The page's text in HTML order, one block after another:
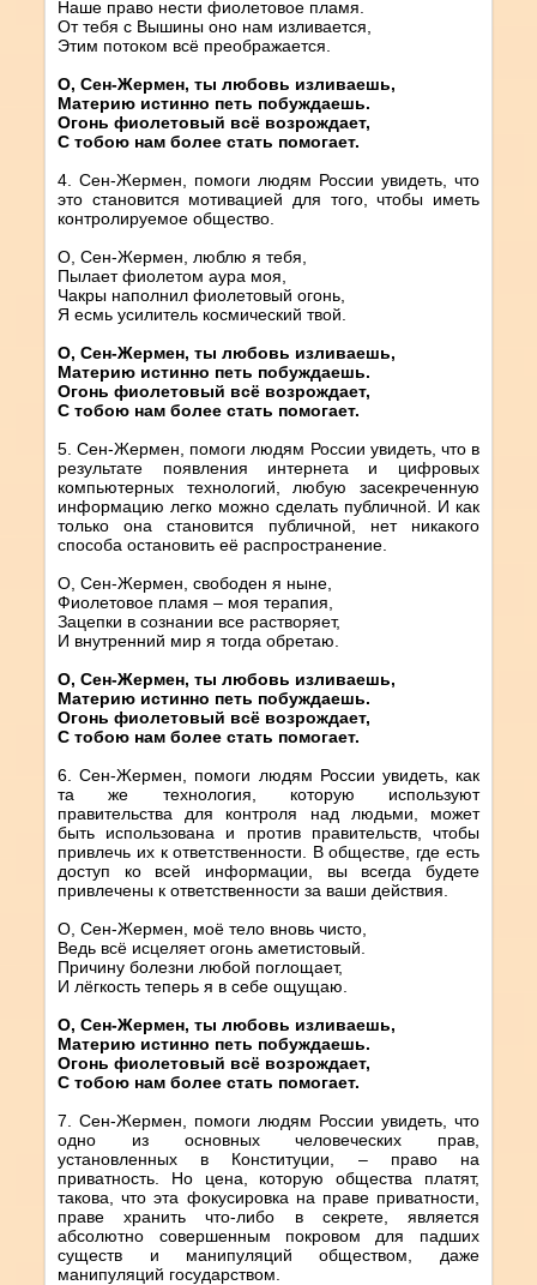
Наше право нести фиолетовое пламя.
От тебя с Вышины оно нам изливается,
Этим потоком всё преображается.
О, Сен-Жермен, ты любовь изливаешь,
Материю истинно петь побуждаешь.
Огонь фиолетовый всё возрождает,
С тобою нам более стать помогает.
4. Сен-Жермен, помоги людям России увидеть, что
это становится мотивацией для того, чтобы иметь
контролируемое общество.
О, Сен-Жермен, люблю я тебя,
Пылает фиолетом аура моя,
Чакры наполнил фиолетовый огонь,
Я есмь усилитель космический твой.
О, Сен-Жермен, ты любовь изливаешь,
Материю истинно петь побуждаешь.
Огонь фиолетовый всё возрождает,
С тобою нам более стать помогает.
5. Сен-Жермен, помоги людям России увидеть, что в
результате появления интернета и цифровых
компьютерных технологий, любую засекреченную
информацию легко можно сделать публичной. И как
только она становится публичной, нет никакого
способа остановить её распространение.
О, Сен-Жермен, свободен я ныне,
Фиолетовое пламя – моя терапия,
Зацепки в сознании все растворяет,
И внутренний мир я тогда обретаю.
О, Сен-Жермен, ты любовь изливаешь,
Материю истинно петь побуждаешь.
Огонь фиолетовый всё возрождает,
С тобою нам более стать помогает.
6. Сен-Жермен, помоги людям России увидеть, как
та же технология, которую используют
правительства для контроля над людьми, может
быть использована и против правительств, чтобы
привлечь их к ответственности. В обществе, где есть
доступ ко всей информации, вы всегда будете
привлечены к ответственности за ваши действия.
О, Сен-Жермен, моё тело вновь чисто,
Ведь всё исцеляет огонь аметистовый.
Причину болезни любой поглощает,
И лёгкость теперь я в себе ощущаю.
О, Сен-Жермен, ты любовь изливаешь,
Материю истинно петь побуждаешь.
Огонь фиолетовый всё возрождает,
С тобою нам более стать помогает.
7. Сен-Жермен, помоги людям России увидеть, что
одно из основных человеческих прав,
установленных в Конституции, – право на
приватность. Но цена, которую общества платят,
такова, что эта фокусировка на праве приватности,
праве хранить что-либо в секрете, является
абсолютно совершенным покровом для падших
существ и манипуляций обществом, даже
манипуляций государством.